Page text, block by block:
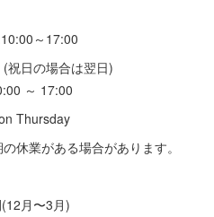
～17:00
日の場合は翌日)
～ 17:00
Thursday
休業がある場合があります。
月〜3月)